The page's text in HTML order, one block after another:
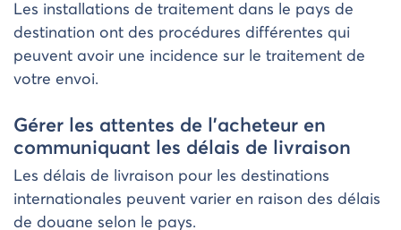
Les installations de traitement dans le pays de
destination ont des procédures différentes qui
peuvent avoir une incidence sur le traitement de
votre envoi.
Gérer les attentes de l’acheteur en
communiquant les délais de livraison
Les délais de livraison pour les destinations
internationales peuvent varier en raison des délais
de douane selon le pays.